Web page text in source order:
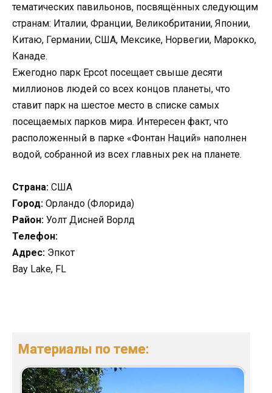
тематических павильонов, посвящённых следующим
странам: Италии, Франции, Великобритании, Японии,
Китаю, Германии, США, Мексике, Норвегии, Марокко,
Канаде.
Ежегодно парк Epcot посещает свыше десяти
миллионов людей со всех концов планеты, что
ставит парк на шестое место в списке самых
посещаемых парков мира. Интересен факт, что
расположенный в парке «Фонтан Наций» наполнен
водой, собранной из всех главных рек на планете.
Страна: США
Город: Орландо (Флорида)
Район: Уолт Дисней Ворлд
Телефон:
Адрес: Эпкот
Bay Lake, FL
Материалы по теме: